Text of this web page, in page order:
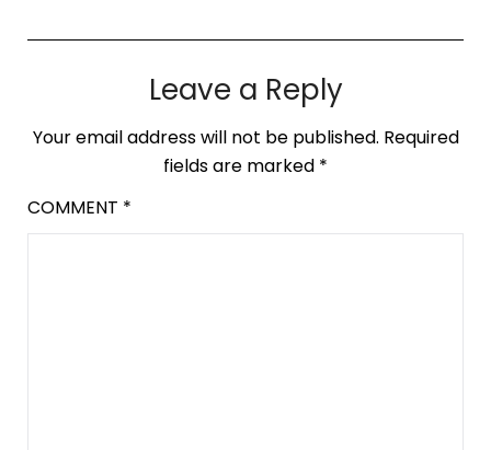
Leave a Reply
Your email address will not be published. Required
fields are marked *
COMMENT *